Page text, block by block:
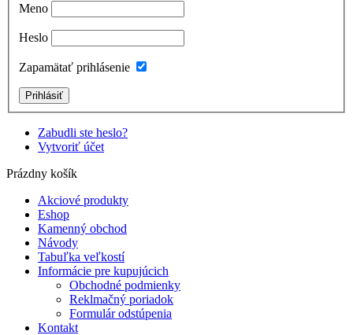
Meno
Heslo
Zapamätať prihlásenie
Zabudli ste heslo?
Vytvoriť účet
Prázdny košík
Akciové produkty
Eshop
Kamenný obchod
Návody
Tabuľka veľkostí
Informácie pre kupujúcich
Obchodné podmienky
Reklmačný poriadok
Formulár odstúpenia
Kontakt